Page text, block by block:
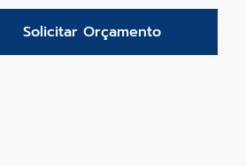
Solicitar Orçamento